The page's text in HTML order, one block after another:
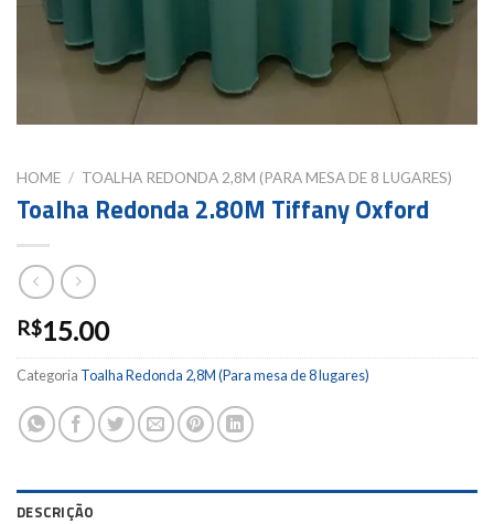
HOME / TOALHA REDONDA 2,8M (PARA MESA DE 8 LUGARES)
Toalha Redonda 2.80M Tiffany Oxford
R$15.00
Categoria Toalha Redonda 2,8M (Para mesa de 8 lugares)
DESCRIÇÃO